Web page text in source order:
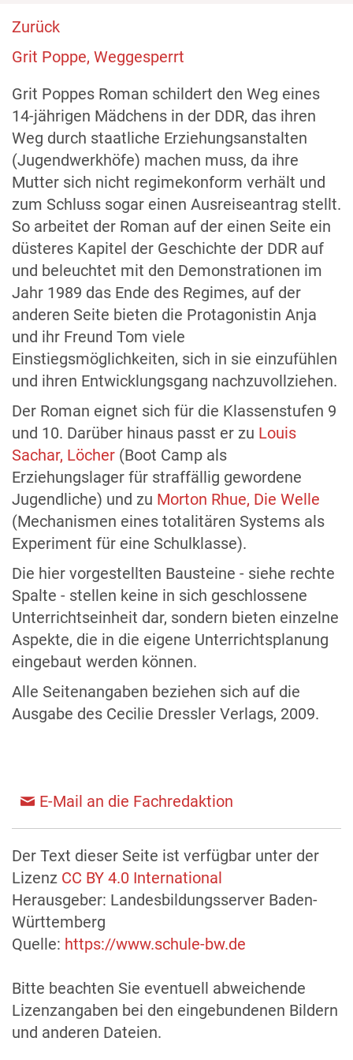
Zurück
Grit Poppe, Weggesperrt
Grit Poppes Roman schildert den Weg eines
14-jährigen Mädchens in der DDR, das ihren
Weg durch staatliche Erziehungsanstalten
(Jugendwerkhöfe) machen muss, da ihre
Mutter sich nicht regimekonform verhält und
zum Schluss sogar einen Ausreiseantrag stellt.
So arbeitet der Roman auf der einen Seite ein
düsteres Kapitel der Geschichte der DDR auf
und beleuchtet mit den Demonstrationen im
Jahr 1989 das Ende des Regimes, auf der
anderen Seite bieten die Protagonistin Anja
und ihr Freund Tom viele
Einstiegsmöglichkeiten, sich in sie einzufühlen
und ihren Entwicklungsgang nachzuvollziehen.
Der Roman eignet sich für die Klassenstufen 9
und 10. Darüber hinaus passt er zu Louis
Sachar, Löcher (Boot Camp als
Erziehungslager für straffällig gewordene
Jugendliche) und zu Morton Rhue, Die Welle
(Mechanismen eines totalitären Systems als
Experiment für eine Schulklasse).
Die hier vorgestellten Bausteine - siehe rechte
Spalte - stellen keine in sich geschlossene
Unterrichtseinheit dar, sondern bieten einzelne
Aspekte, die in die eigene Unterrichtsplanung
eingebaut werden können.
Alle Seitenangaben beziehen sich auf die
Ausgabe des Cecilie Dressler Verlags, 2009.
E-Mail an die Fachredaktion
Der Text dieser Seite ist verfügbar unter der
Lizenz CC BY 4.0 International
Herausgeber: Landesbildungsserver Baden-
Württemberg
Quelle: https://www.schule-bw.de
Bitte beachten Sie eventuell abweichende
Lizenzangaben bei den eingebundenen Bildern
und anderen Dateien.